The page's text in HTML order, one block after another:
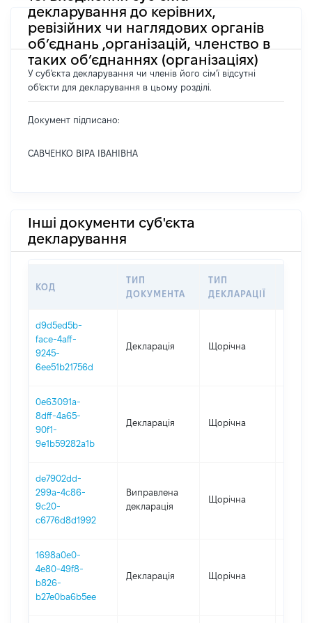
декларування до керівних,
ревізійних чи наглядових органів
об’єднань ,організацій, членство в
таких об’єднаннях (організаціях)
У суб'єкта декларування чи членів його сім'ї відсутні
об'єкти для декларування в цьому розділі.
Документ підписано:
САВЧЕНКО ВІРА ІВАНІВНА
Інші документи суб'єкта
декларування
КОД
ТИП
ДОКУМЕНТА
ТИП
ДЕКЛАРАЦІЇ
d9d5ed5b-
face-4aff-
9245-
6ee51b21756d
Декларація Щорічна
0e63091a-
8dff-4a65-
90f1-
9e1b59282a1b
Декларація Щорічна
de7902dd-
299a-4c86-
9c20-
c6776d8d1992
Виправлена
декларація
Щорічна
1698a0e0-
4e80-49f8-
b826-
b27e0ba6b5ee
Декларація Щорічна